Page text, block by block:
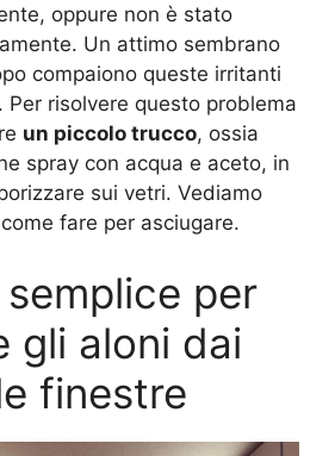
oppure non è stato
Un attimo sembrano
compaiono queste irritanti
Per risolvere questo problema
un piccolo trucco, ossia
spray con acqua e aceto, in
sui vetri. Vediamo
fare per asciugare.
per
gli aloni dai
finestre